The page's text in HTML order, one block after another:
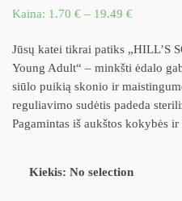
Kaina: 1.70 € – 19.49 €
Jūsų katei tikrai patiks „HILL’S
Young Adult“ – minkšti ėdalo
siūlo puikią skonio ir
reguliavimo sudėtis padeda
Pagamintas iš aukštos kokybės
Kiekis: No selection